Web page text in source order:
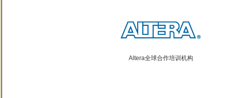
Altera全球合作培训机构